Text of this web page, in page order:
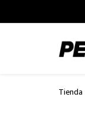
Tienda